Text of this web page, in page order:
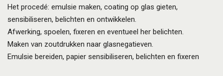
Het procedé: emulsie maken, coating op glas gieten,
sensibiliseren, belichten en ontwikkelen.
Afwerking, spoelen, fixeren en eventueel her belichten.
Maken van zoutdrukken naar glasnegatieven.
Emulsie bereiden, papier sensibiliseren, belichten en fixeren